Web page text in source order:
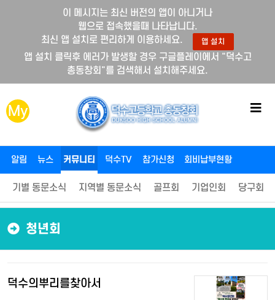
이 메시지는 최신 버전의 앱이 아니거나
웹으로 접속했을때 나타납니다.
최신 앱 설치로 편리하게 이용하세요.
앱 설치
앱 설치 클릭후 에러가 발생할 경우 구글플레이에서 "덕수고
총동창회"를 검색해서 설치해주세요.
My 메
튼
알림 뉴스 커뮤니티 덕수TV 참가신청 회비납부현황
기별 동문소식 지역별 동문소식 골프회 기업인회 당구회
청년회
덕수의뿌리를찾아서